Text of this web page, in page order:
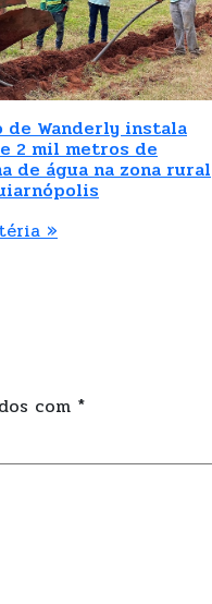
de Wanderly instala
2 mil metros de
de água na zona rural
»
com *